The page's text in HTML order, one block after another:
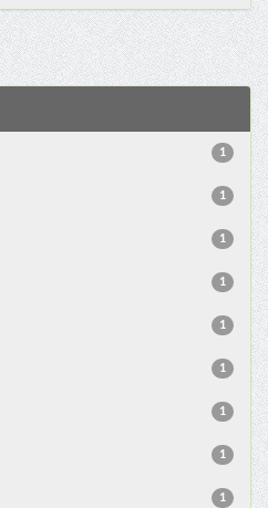
1
1
1
1
1
1
1
1
1